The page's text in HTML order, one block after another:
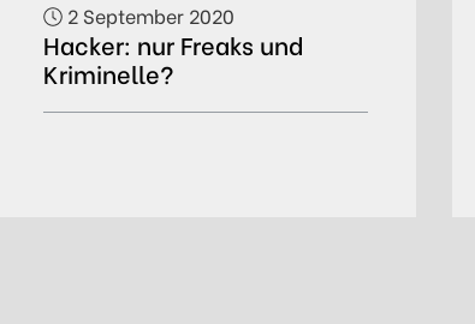
2 September 2020
Hacker: nur Freaks und
Kriminelle?